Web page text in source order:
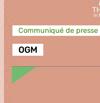
Alimentation, Agriculture
Environnement,
Communiqué de presse |
OGM